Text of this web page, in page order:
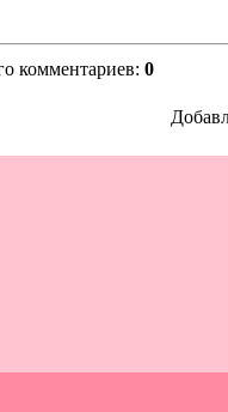
комментариев:0